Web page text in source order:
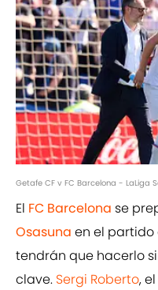
Getafe CF v FC Barcelona -
El FC Barcelona se
Osasuna en el partido
tendrán que hacerlo
clave. Sergi Roberto,